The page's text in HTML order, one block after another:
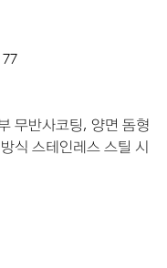
무반사코팅, 양면 돔형
식 스테인레스 스틸 시